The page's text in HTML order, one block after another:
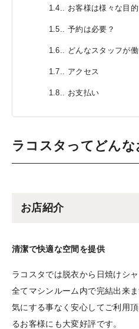
1.4. お客様は様々な目
1.5. 予約は必要？
1.6. どんなスタッフが
1.7. アクセス
1.8. お支払い
ラコスタってどんな
お店紹介
清潔で快適な空間を提供
ラコスタでは脱衣から日焼けシ
全てマシンルーム内で完結出来
気にする事なく安心してご利用
るお客様にも大変好評です。